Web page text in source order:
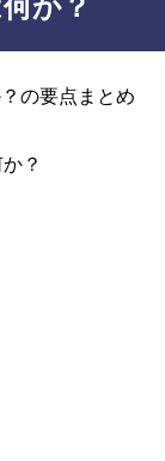
か？